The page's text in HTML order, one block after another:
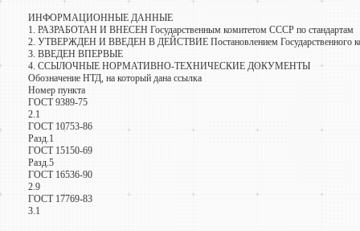
ИНФОРМАЦИОННЫЕ ДАННЫЕ
1. РАЗРАБОТАН И ВНЕСЕН Государственным комитетом СССР по стандартам
2. УТВЕРЖДЕН И ВВЕДЕН В ДЕЙСТВИЕ Постановлением Государственного
3. ВВЕДЕН ВПЕРВЫЕ
4. ССЫЛОЧНЫЕ НОРМАТИВНО-ТЕХНИЧЕСКИЕ ДОКУМЕНТЫ
Обозначение НТД, на который дана ссылка
Номер пункта
ГОСТ 9389-75
2.1
ГОСТ 10753-86
Разд.1
ГОСТ 15150-69
Разд.5
ГОСТ 16536-90
2.9
ГОСТ 17769-83
3.1